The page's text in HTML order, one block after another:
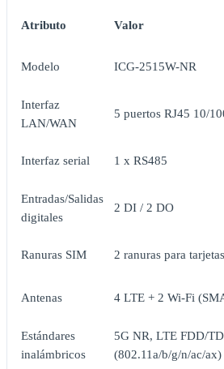
Atributo Valor
Modelo ICG-2515W-NR
Interfaz
LAN/WAN
5 puertos RJ45 10/
Interfaz serial 1 x RS485
Entradas/Salidas
digitales
2 DI / 2 DO
Ranuras SIM 2 ranuras para
Antenas 4 LTE + 2 Wi-Fi
Estándares
inalámbricos
5G NR, LTE FDD/
(802.11a/b/g/n/ac/ax)